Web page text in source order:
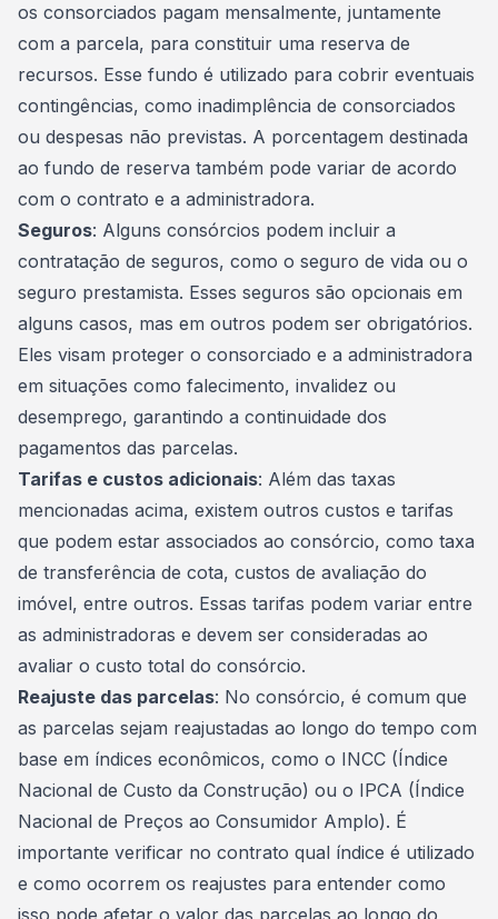
os consorciados pagam mensalmente, juntamente
com a parcela, para constituir uma reserva de
recursos. Esse fundo é utilizado para cobrir eventuais
contingências, como inadimplência de consorciados
ou despesas não previstas. A porcentagem destinada
ao fundo de reserva também pode variar de acordo
com o contrato e a administradora.
Seguros: Alguns consórcios podem incluir a
contratação de seguros, como o seguro de vida ou o
seguro prestamista. Esses seguros são opcionais em
alguns casos, mas em outros podem ser obrigatórios.
Eles visam proteger o consorciado e a administradora
em situações como falecimento, invalidez ou
desemprego, garantindo a continuidade dos
pagamentos das parcelas.
Tarifas e custos adicionais: Além das taxas
mencionadas acima, existem outros custos e tarifas
que podem estar associados ao consórcio, como taxa
de transferência de cota, custos de avaliação do
imóvel, entre outros. Essas tarifas podem variar entre
as administradoras e devem ser consideradas ao
avaliar o custo total do consórcio.
Reajuste das parcelas: No consórcio, é comum que
as parcelas sejam reajustadas ao longo do tempo com
base em índices econômicos, como o INCC (Índice
Nacional de Custo da Construção) ou o IPCA (Índice
Nacional de Preços ao Consumidor Amplo). É
importante verificar no contrato qual índice é utilizado
e como ocorrem os reajustes para entender como
isso pode afetar o valor das parcelas ao longo do